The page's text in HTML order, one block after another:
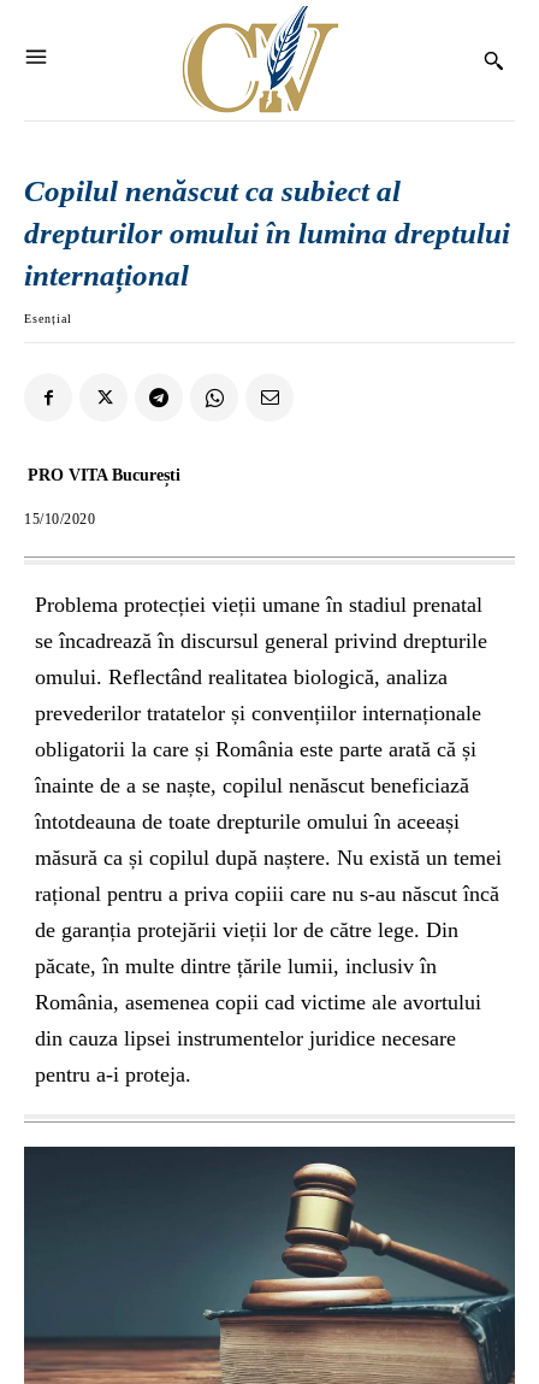
Copilul nenăscut ca subiect al
drepturilor omului în lumina dreptului
internațional
Esențial
PRO VITA București
15/10/2020
Problema protecției vieții umane în stadiul prenatal
se încadrează în discursul general privind drepturile
omului. Reflectând realitatea biologică, analiza
prevederilor tratatelor și convențiilor internaționale
obligatorii la care și România este parte arată că și
înainte de a se naște, copilul nenăscut beneficiază
întotdeauna de toate drepturile omului în aceeași
măsură ca și copilul după naștere. Nu există un temei
rațional pentru a priva copiii care nu s-au născut încă
de garanția protejării vieții lor de către lege. Din
păcate, în multe dintre țările lumii, inclusiv în
România, asemenea copii cad victime ale avortului
din cauza lipsei instrumentelor juridice necesare
pentru a-i proteja.